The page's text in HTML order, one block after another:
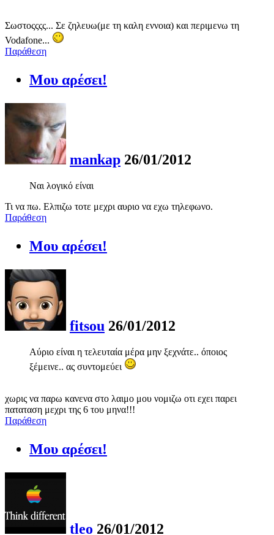
Σωστοςςςς... Σε ζηλευω(με τη καλη εννοια) και περιμενω τη
Vodafone...
Παράθεση
Μου αρέσει!
mankap 26/01/2012
Ναι λογικό είναι
Τι να πω. Ελπιζω τοτε μεχρι αυριο να εχω τηλεφωνο.
Παράθεση
Μου αρέσει!
fitsou 26/01/2012
Αύριο είναι η τελευταία μέρα μην ξεχνάτε.. όποιος
ξέμεινε.. ας συντομεύει
χωρις να παρω κανενα στο λαιμο μου νομιζω οτι εχει παρει
παταταση μεχρι της 6 του μηνα!!!
Παράθεση
Μου αρέσει!
tleo 26/01/2012